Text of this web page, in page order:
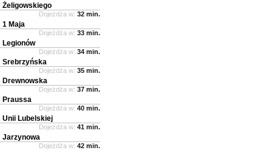
Żeligowskiego
Dojeżdża w: 32 min.
1 Maja
Dojeżdża w: 33 min.
Legionów
Dojeżdża w: 34 min.
Srebrzyńska
Dojeżdża w: 35 min.
Drewnowska
Dojeżdża w: 37 min.
Praussa
Dojeżdża w: 40 min.
Unii Lubelskiej
Dojeżdża w: 41 min.
Jarzynowa
Dojeżdża w: 42 min.